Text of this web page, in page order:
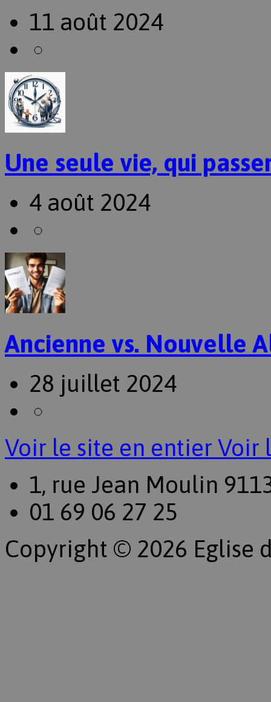
11 août 2024
Une seule vie, qui
4 août 2024
Ancienne vs. Nouvelle
28 juillet 2024
Voir le site en entier Voir
1, rue Jean Moulin
01 69 06 27 25
Copyright © 2026 Eglise